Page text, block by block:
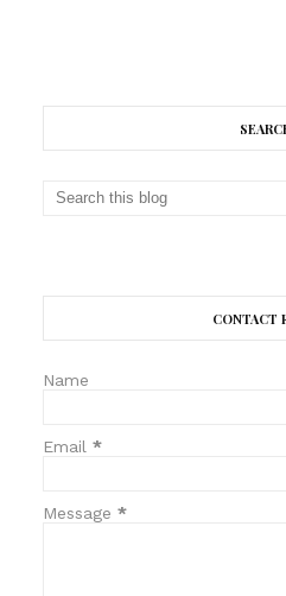
CONTACT
Name
Email *
Message *